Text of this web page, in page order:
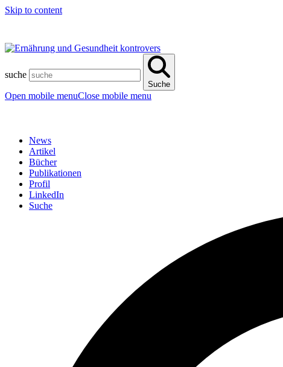
Skip to content
suche
Suche
Open mobile menuClose mobile menu
News
Artikel
Bücher
Publikationen
Profil
LinkedIn
Suche